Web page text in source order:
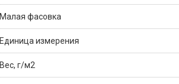
Малая фасовка
Единица измерения
Вес, г/м2